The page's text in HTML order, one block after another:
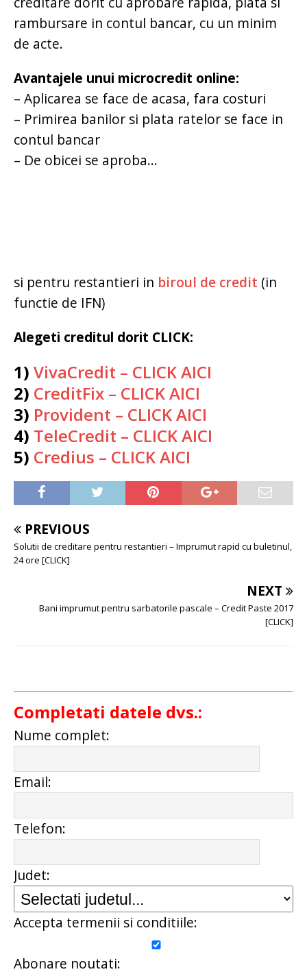
rambursare in contul bancar, cu un minim
de acte.
Avantajele unui microcredit online:
– Aplicarea se face de acasa, fara costuri
– Primirea banilor si plata ratelor se face in
contul bancar
– De obicei se aproba...
si pentru restantieri in biroul de credit (in
functie de IFN)
Alegeti creditul dorit CLICK:
1) VivaCredit – CLICK AICI
2) CreditFix – CLICK AICI
3) Provident – CLICK AICI
4) TeleCredit – CLICK AICI
5) Credius – CLICK AICI
PREVIOUS
Solutii de creditare pentru restantieri – Imprumut rapid cu buletinul,
24 ore [CLICK]
NEXT
Bani imprumut pentru sarbatorile pascale – Credit Paste 2017
[CLICK]
Completati datele dvs.:
Nume complet:
Email:
Telefon:
Judet:
Accepta termenii si conditiile:
Abonare noutati: